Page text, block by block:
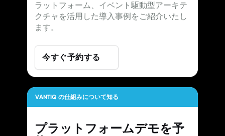
ラットフォーム、イベント駆動型アーキテ
クチャを活用した導入事例をご紹介いたし
ます。
今すぐ予約する
VANTIQ の仕組みについて知る
プラットフォームデモを予